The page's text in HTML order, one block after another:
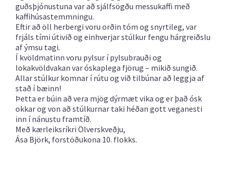
guðsþjónustuna var að sjálfsögðu messukaffi með
kaffihúsastemmningu.
Eftir að öll herbergi voru orðin tóm og snyrtileg, var
frjáls tími útivið og einhverjar stúlkur fengu hárgreiðslu
af ýmsu tagi.
Í kvöldmatinn voru pylsur í pylsubrauði og
lokakvöldvakan var óskaplega fjörug – mikið sungið.
Allar stúlkur komnar í rútu og við tilbúnar að leggja af
stað í bæinn!
Þetta er búin að vera mjög dýrmæt vika og er það ósk
okkar og von að stúlkurnar taki héðan gott veganesti
inn í nánustu framtíð.
Með kærleiksríkri Ölverskveðju,
Ása Björk, forstöðukona 10. flokks.